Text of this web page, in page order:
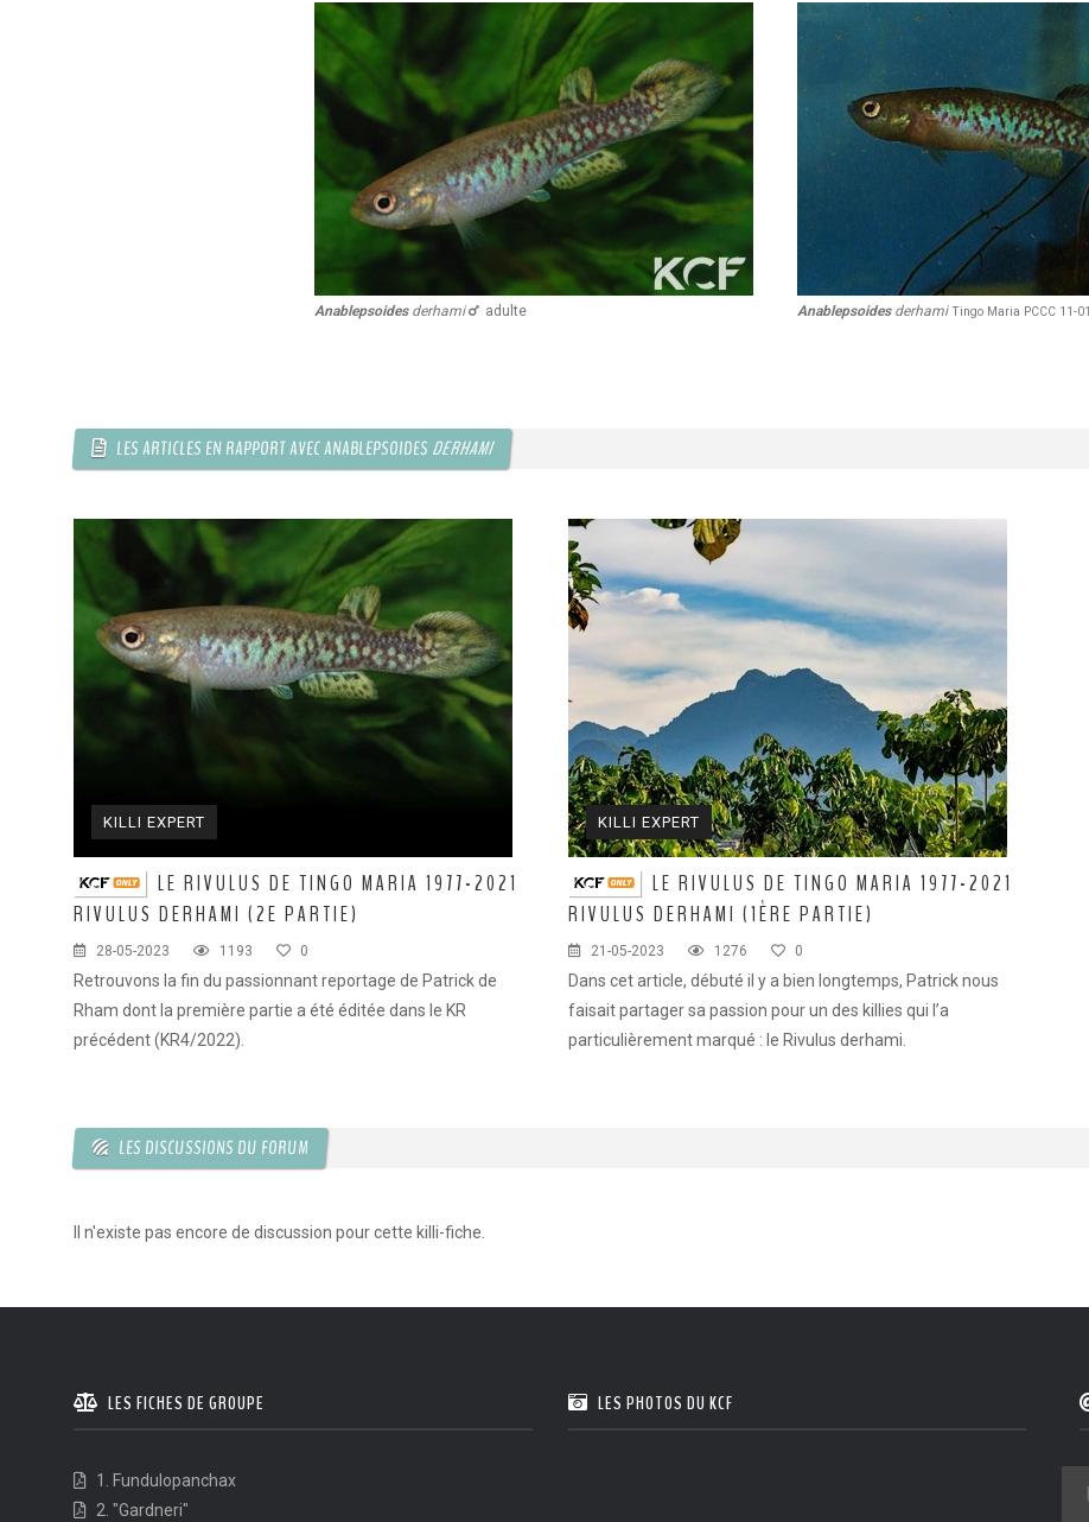
Anablepsoidesderhami adulte Anablepsoidesderhami Tingo Maria PCCC 11-01
LES ARTICLES EN RAPPORT AVEC ANABLEPSOIDES DERHAMI
KILLI EXPERT
LE RIVULUS DE TINGO MARIA 1977-2021
RIVULUS DERHAMI (2E PARTIE)
28-05-2023 1193 0
Retrouvons la fin du passionnant reportage de Patrick de
Rham dont la première partie a été éditée dans le KR
précédent (KR4/2022).
KILLI EXPERT
LE RIVULUS DE TINGO MARIA 1977-2021
RIVULUS DERHAMI (1ÈRE PARTIE)
21-05-2023 1276 0
Dans cet article, débuté il y a bien longtemps, Patrick nous
faisait partager sa passion pour un des killies qui l’a
particulièrement marqué : le Rivulus derhami.
LES DISCUSSIONS DU FORUM
Il n'existe pas encore de discussion pour cette killi-fiche.
LES FICHES DE GROUPE
1. Fundulopanchax
2. "Gardneri"
LES PHOTOS DU KCF